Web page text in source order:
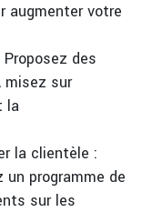
augmenter votre
des
misez sur
la
la clientèle :
un programme de
sur les